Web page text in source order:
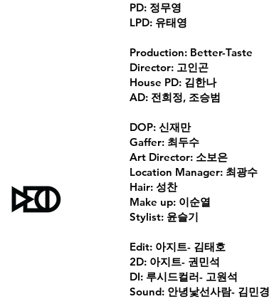
PD: 정무영
LPD: 유태영
Production: Better-Taste
Director: 고인곤
House PD: 김한나
AD: 전희정, 조승범
DOP: 신재만
Gaffer: 최두수
Art Director: 소보은
Location Manager: 최광수
Hair: 성찬
Make up: 이순열
Stylist: 윤슬기
Edit: 아지트- 김태호
2D: 아지트- 권민석
DI: 루시드컬러- 고원석
Sound: 안녕낯선사람- 김민경